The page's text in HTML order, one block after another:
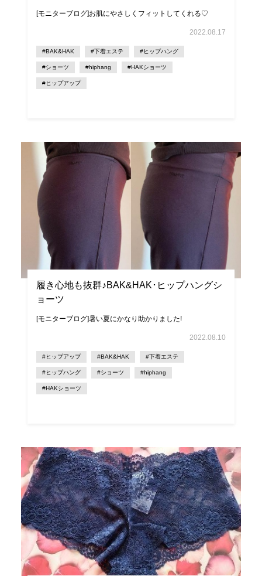
[モニターブログ]お肌にやさしくフィットしてくれる♡
2022.08.17
#BAK&HAK #下着エステ #ヒップハング
#ショーツ #hiphang #HAKショーツ
#ヒップアップ
履き心地も抜群♪BAK&HAK･ヒップハングシ
ョーツ
[モニターブログ]暑い夏にかなり助かりました!
2022.08.10
#ヒップアップ #BAK&HAK #下着エステ
#ヒップハング #ショーツ #hiphang
#HAKショーツ